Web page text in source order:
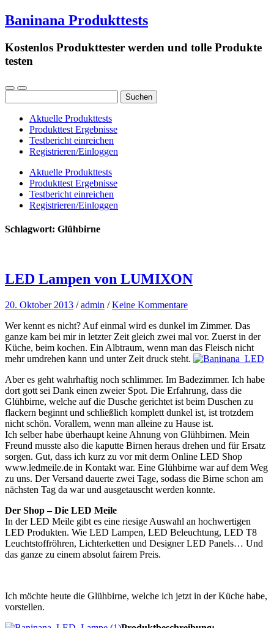
Baninana Produkttests
Kostenlos Produkttester werden und tolle Produkte
testen
nach:
Aktuelle Produkttests
Produkttest Ergebnisse
Testbericht einreichen
Registrieren/Einloggen
Aktuelle Produkttests
Produkttest Ergebnisse
Testbericht einreichen
Registrieren/Einloggen
Schlagwort: Glühbirne
LED Lampen von LUMIXON
20. Oktober 2013 /admin /Keine Kommentare
Wer kennt es nicht? Auf einmal wird es dunkel im Zimmer. Das
ganze kam bei mir in letzter Zeit gleich zwei mal vor. Zuerst in der
Küche, beim kochen. Ein Albtraum, wenn man das Fleisch nicht
mehr umdrehen kann und unter Zeit druck steht.
Aber es geht wahrhaftig noch schlimmer. Im Badezimmer. Ich habe
dort gott sei Dank einen zweier Spot. Die Erfahrung, dass die
Glühbirne, welche auf die Dusche gerichtet ist beim Duschen zu
flackern beginnt und schließlich komplett dunkel ist, ist trotzdem
nicht schön. Vorallem, wenn man alleine zu Hause ist.
Ich selber habe überhaupt keine Ahnung von Glühbirnen. Mein
Freund musste also die kaputte Birnen heraus drehen und für Ersatz
sorgen. Gut, dass ich kurz zu vor mit derm Online LED Shop
www.ledmeile.de in Kontakt war. Eine Glühbirne war auf dem Weg
zu uns. Der Versand dauerte zwei Tage, sodass die Birne schon am
nächsten Tag da war und ausgetauscht werden konnte.
Der Shop – Die LED Meile
In der LED Meile gibt es eine riesige Auswahl an hochwertigen
LED Produkten. Wie LED Lampen, LED Beleuchtung, LED T8
Leuchtstoffröhren, Lichterketten und Designer LED Panels… Und
das ganze zu einem absolut fairem Preis.
Ich möchte heute die Glühbirne, welche ich jetzt in der Küche habe,
vorstellen.